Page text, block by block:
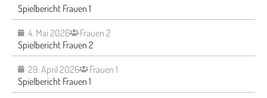
Spielbericht Frauen 1
4. Mai 2026
Frauen 2
Spielbericht Frauen 2
29. April 2026
Frauen 1
Spielbericht Frauen 1